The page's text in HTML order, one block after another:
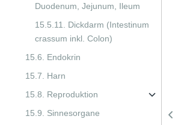
Duodenum, Jejunum, Ileum
15.5.11. Dickdarm (Intestinum
crassum inkl. Colon)
15.6. Endokrin
15.7. Harn
15.8. Reproduktion
15.9. Sinnesorgane